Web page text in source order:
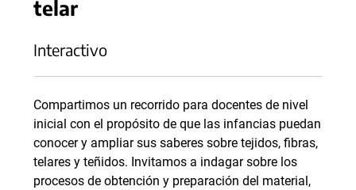
telar
Interactivo
Compartimos un recorrido para docentes de nivel
inicial con el propósito de que las infancias puedan
conocer y ampliar sus saberes sobre tejidos, fibras,
telares y teñidos. Invitamos a indagar sobre los
procesos de obtención y preparación del material,